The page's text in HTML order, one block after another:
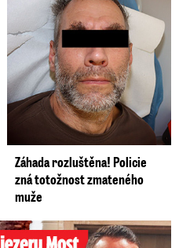
Záhada rozluštěna! Policie
zná totožnost zmateného
muže
táta Dominik (†28)